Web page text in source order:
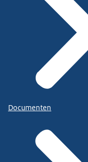
Documenten